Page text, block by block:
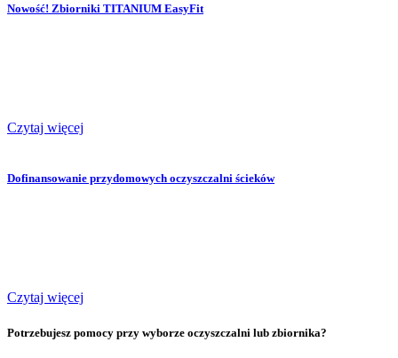
Nowość! Zbiorniki TITANIUM EasyFit
Czytaj więcej
Dofinansowanie przydomowych oczyszczalni ścieków
Czytaj więcej
Potrzebujesz pomocy przy wyborze oczyszczalni lub zbiornika?